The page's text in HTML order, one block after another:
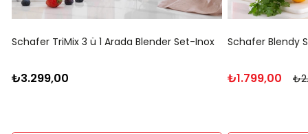
Schafer TriMix 3 ü 1 Arada Blender Set-Inox
₺3.299,00
Schafer Blendy
₺1.799,00